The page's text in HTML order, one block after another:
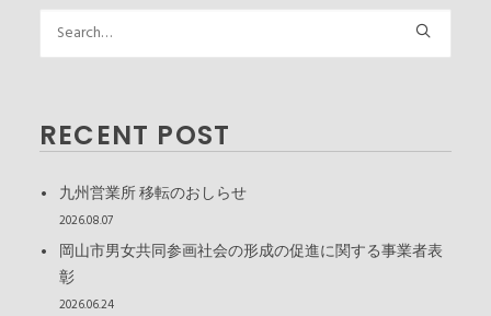
RECENT POST
九州営業所 移転のおしらせ
2026.08.07
岡山市男女共同参画社会の形成の促進に関する事業者表
彰
2026.06.24